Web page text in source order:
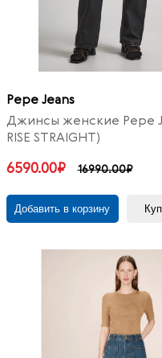
Pepe Jeans
Джинсы женские Pepe
RISE STRAIGHT)
6590.00₽ 16990.00₽
Добавить в корзину